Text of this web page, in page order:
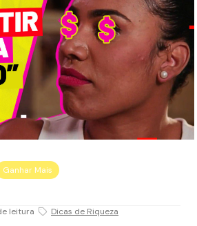
Ganhar Mais
leitura Dicas de Riqueza